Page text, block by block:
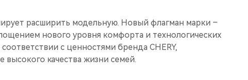
расширить модельную. Новый флагман марки –
нового уровня комфорта и технологических
с ценностями бренда CHERY,
качества жизни семей.